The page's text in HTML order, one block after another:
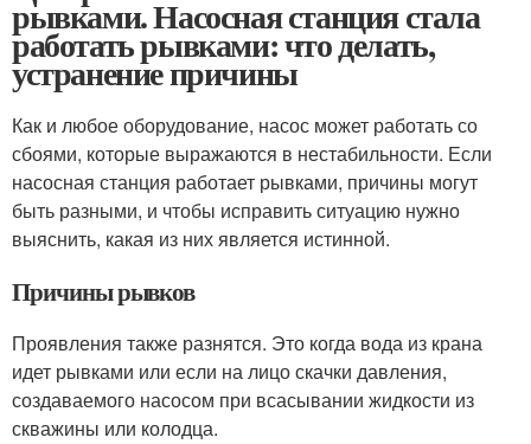
рывками. Насосная станция стала
работать рывками: что делать,
устранение причины
Как и любое оборудование, насос может работать со
сбоями, которые выражаются в нестабильности. Если
насосная станция работает рывками, причины могут
быть разными, и чтобы исправить ситуацию нужно
выяснить, какая из них является истинной.
Причины рывков
Проявления также разнятся. Это когда вода из крана
идет рывками или если на лицо скачки давления,
создаваемого насосом при всасывании жидкости из
скважины или колодца.